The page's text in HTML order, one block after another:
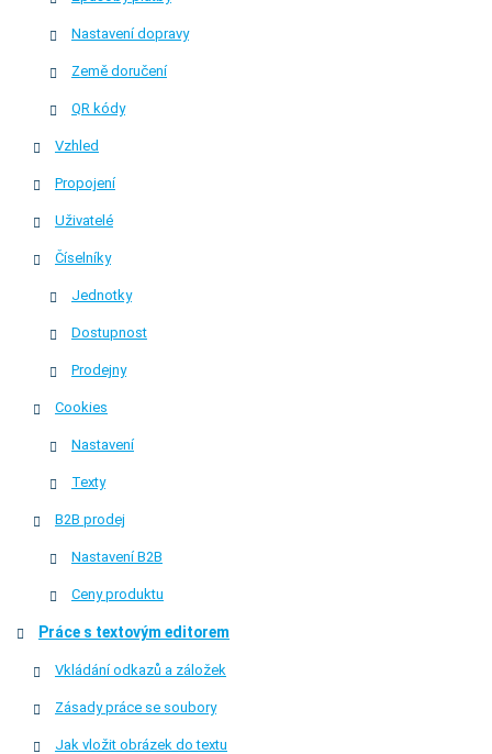
Nastavení dopravy
Země doručení
QR kódy
Vzhled
Propojení
Uživatelé
Číselníky
Jednotky
Dostupnost
Prodejny
Cookies
Nastavení
Texty
B2B prodej
Nastavení B2B
Ceny produktu
Práce s textovým editorem
Vkládání odkazů a záložek
Zásady práce se soubory
Jak vložit obrázek do textu